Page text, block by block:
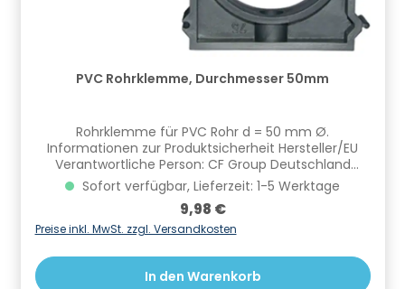
PVC Rohrklemme, Durchmesser 50mm
Rohrklemme für PVC Rohr d = 50 mm Ø.
Informationen zur Produktsicherheit Hersteller/EU
Verantwortliche Person: CF Group Deutschland
GmbH, Bahnhofstraße 68, 73240 Wendlingen, DE,
info.de@cf.group, +4970244048100
Gefahrstoffhinweise (falls vorhanden):
Sofort verfügbar, Lieferzeit: 1-5 Werktage
Regulärer Preis:
9,98 €
Preise inkl. MwSt. zzgl. Versandkosten
In den Warenkorb